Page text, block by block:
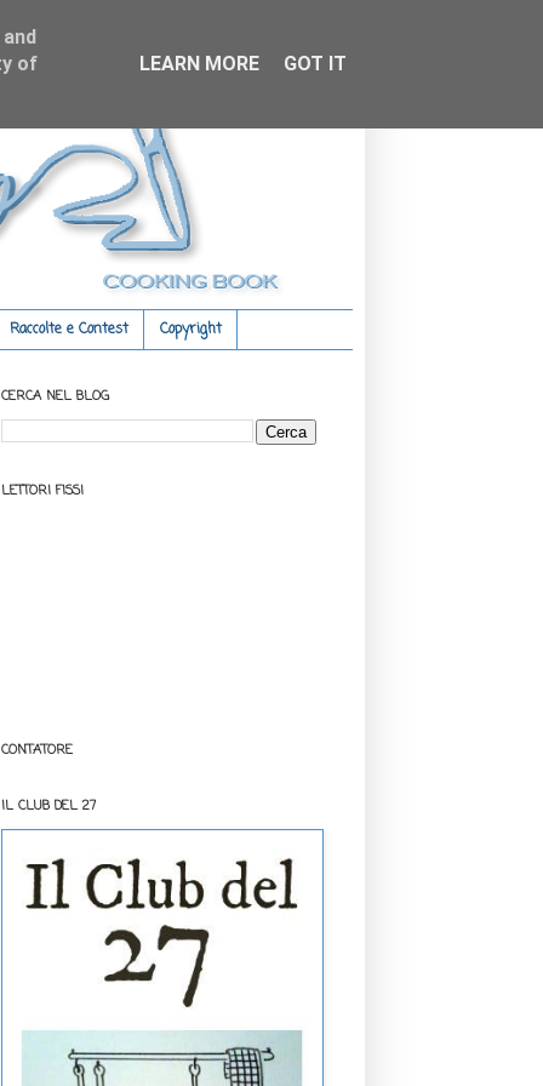
Raccolte e Contest Copyright
CERCA NEL BLOG
LETTORI FISSI
CONTATORE
IL CLUB DEL 27
of
LEARN MORE GOT IT